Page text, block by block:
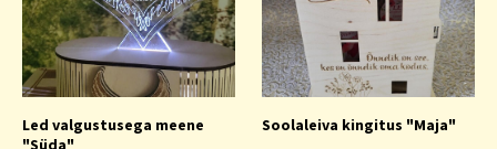
Led valgustusega meene
"Süda"
Soolaleiva kingitus "Maja"